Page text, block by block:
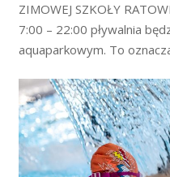
ZIMOWEJ SZKOŁY
7:00 – 22:00 pływalnia
aquaparkowym. To